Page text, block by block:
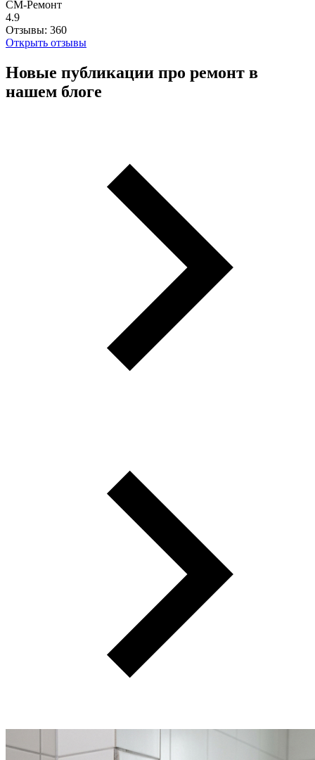
СМ-Ремонт
4.9
Отзывы: 360
Открыть отзывы
Новые публикации про ремонт в
нашем блоге